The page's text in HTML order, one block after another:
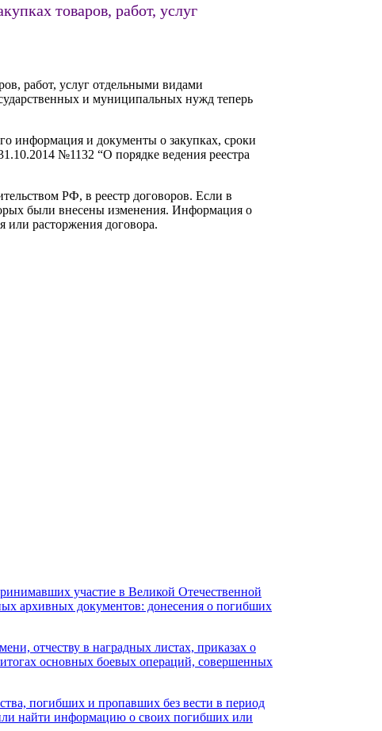
товаров, работ, услуг
работ, услуг отдельными видами
и муниципальных нужд теперь
информация и документы о закупках, сроки
№1132 “О порядке ведения реестра
РФ, в реестр договоров. Если в
были внесены изменения. Информация о
или расторжения договора.